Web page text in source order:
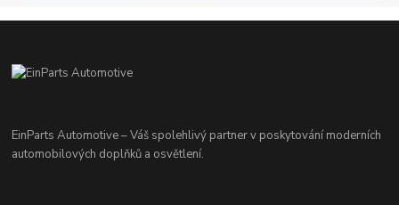
EinParts Automotive – Váš spolehlivý partner v poskytování moderních
automobilových doplňků a osvětlení.